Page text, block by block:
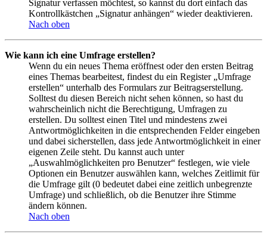
Signatur verfassen möchtest, so kannst du dort einfach das
Kontrollkästchen „Signatur anhängen“ wieder deaktivieren.
Nach oben
Wie kann ich eine Umfrage erstellen?
Wenn du ein neues Thema eröffnest oder den ersten Beitrag
eines Themas bearbeitest, findest du ein Register „Umfrage
erstellen“ unterhalb des Formulars zur Beitragserstellung.
Solltest du diesen Bereich nicht sehen können, so hast du
wahrscheinlich nicht die Berechtigung, Umfragen zu
erstellen. Du solltest einen Titel und mindestens zwei
Antwortmöglichkeiten in die entsprechenden Felder eingeben
und dabei sicherstellen, dass jede Antwortmöglichkeit in einer
eigenen Zeile steht. Du kannst auch unter
„Auswahlmöglichkeiten pro Benutzer“ festlegen, wie viele
Optionen ein Benutzer auswählen kann, welches Zeitlimit für
die Umfrage gilt (0 bedeutet dabei eine zeitlich unbegrenzte
Umfrage) und schließlich, ob die Benutzer ihre Stimme
ändern können.
Nach oben